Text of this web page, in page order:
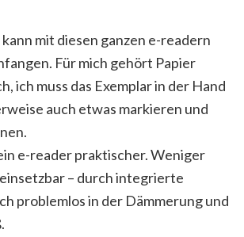
mit diesen ganzen e-readern
Für mich gehört Papier
ich muss das Exemplar in der Hand
auch etwas markieren und
e-reader praktischer. Weniger
– durch integrierte
problemlos in der Dämmerung und